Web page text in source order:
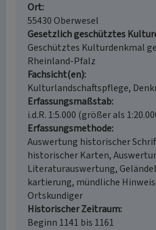
Ort
55430 Oberwesel
Gesetzlich geschütztes
Geschütztes Kulturdenkmal
Rheinland-Pfalz
Fachsicht(en)
Kulturlandschaftspflege,
Erfassungsmaßstab
i.d.R. 1:5.000 (größer als
Erfassungsmethode
Auswertung historischer
historischer Karten,
Literaturauswertung,
kartierung, mündliche
Ortskundiger
Historischer Zeitraum
Beginn 1141 bis 1161